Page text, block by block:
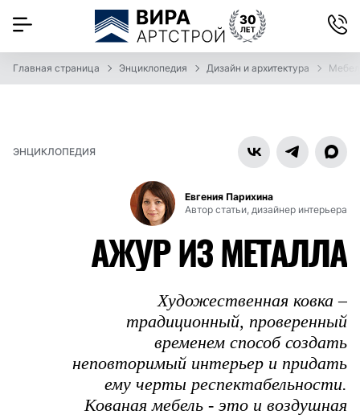
Главная страница Энциклопедия Дизайн и архитектура
ЭНЦИКЛОПЕДИЯ
Евгения Парихина
Автор статьи, дизайнер интерьера
АЖУР ИЗ МЕТАЛЛА
Художественная ковка –
традиционный, проверенный
временем способ создать
неповторимый интерьер и придать
ему черты респектабельности.
Кованая мебель - это и воздушная